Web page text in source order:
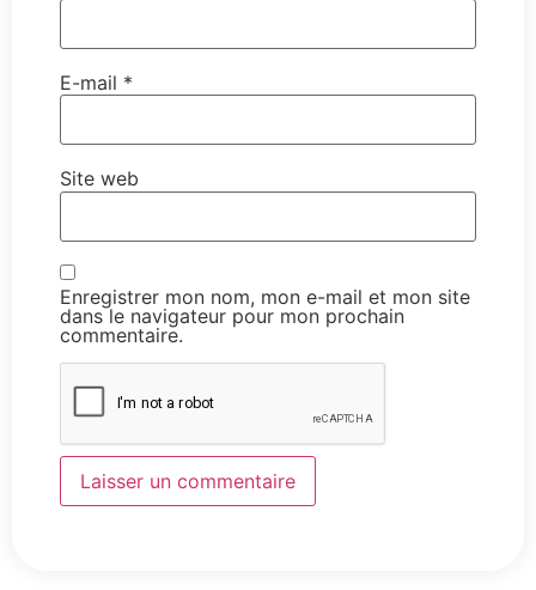
E-mail *
Site web
Enregistrer mon nom, mon e-mail et mon site
dans le navigateur pour mon prochain
commentaire.